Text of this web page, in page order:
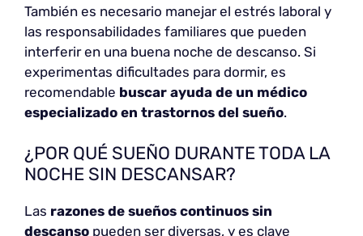
También es necesario manejar el estrés laboral y
las responsabilidades familiares que pueden
interferir en una buena noche de descanso. Si
experimentas dificultades para dormir, es
recomendable buscar ayuda de un médico
especializado en trastornos del sueño.
¿POR QUÉ SUEÑO DURANTE TODA LA
NOCHE SIN DESCANSAR?
Las razones de sueños continuos sin
descanso pueden ser diversas, y es clave